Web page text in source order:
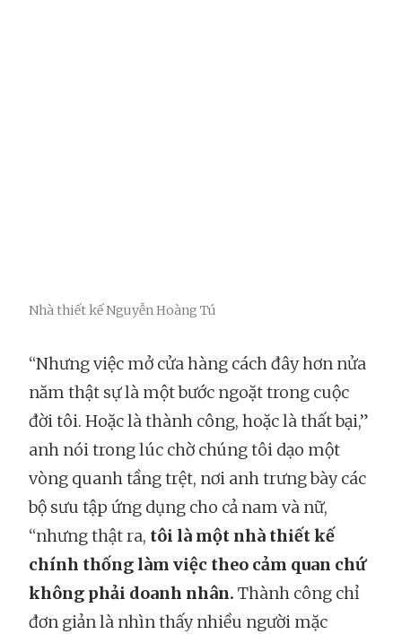
Nhà thiết kế Nguyễn Hoàng Tú
“Nhưng việc mở cửa hàng cách đây hơn nửa
năm thật sự là một bước ngoặt trong cuộc
đời tôi. Hoặc là thành công, hoặc là thất bại,”
anh nói trong lúc chờ chúng tôi dạo một
vòng quanh tầng trệt, nơi anh trưng bày các
bộ sưu tập ứng dụng cho cả nam và nữ,
“nhưng thật ra, tôi là một nhà thiết kế
chính thống làm việc theo cảm quan chứ
không phải doanh nhân. Thành công chỉ
đơn giản là nhìn thấy nhiều người mặc